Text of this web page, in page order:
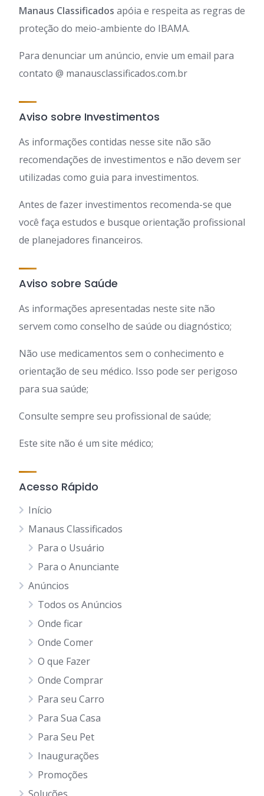
Manaus Classificados apóia e respeita as regras de
proteção do meio-ambiente do IBAMA.
Para denunciar um anúncio, envie um email para
contato @ manausclassificados.com.br
Aviso sobre Investimentos
As informações contidas nesse site não são
recomendações de investimentos e não devem ser
utilizadas como guia para investimentos.
Antes de fazer investimentos recomenda-se que
você faça estudos e busque orientação profissional
de planejadores financeiros.
Aviso sobre Saúde
As informações apresentadas neste site não
servem como conselho de saúde ou diagnóstico;
Não use medicamentos sem o conhecimento e
orientação de seu médico. Isso pode ser perigoso
para sua saúde;
Consulte sempre seu profissional de saúde;
Este site não é um site médico;
Acesso Rápido
Início
Manaus Classificados
Para o Usuário
Para o Anunciante
Anúncios
Todos os Anúncios
Onde ficar
Onde Comer
O que Fazer
Onde Comprar
Para seu Carro
Para Sua Casa
Para Seu Pet
Inaugurações
Promoções